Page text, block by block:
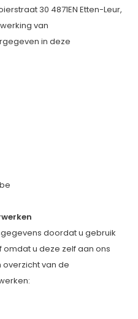
30 4871EN Etten-Leur,
van
in deze
doordat u gebruik
u deze zelf aan ons
overzicht van de